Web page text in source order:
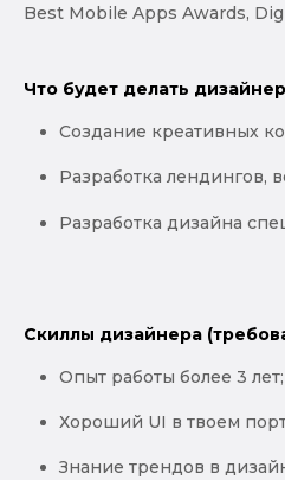
Best Mobile Apps Awards,
Что будет делать
Создание креативных
Разработка лендингов,
Разработка дизайна
Скиллы дизайнера
Опыт работы более 3 лет;
Хороший UI в твоем
Знание трендов в